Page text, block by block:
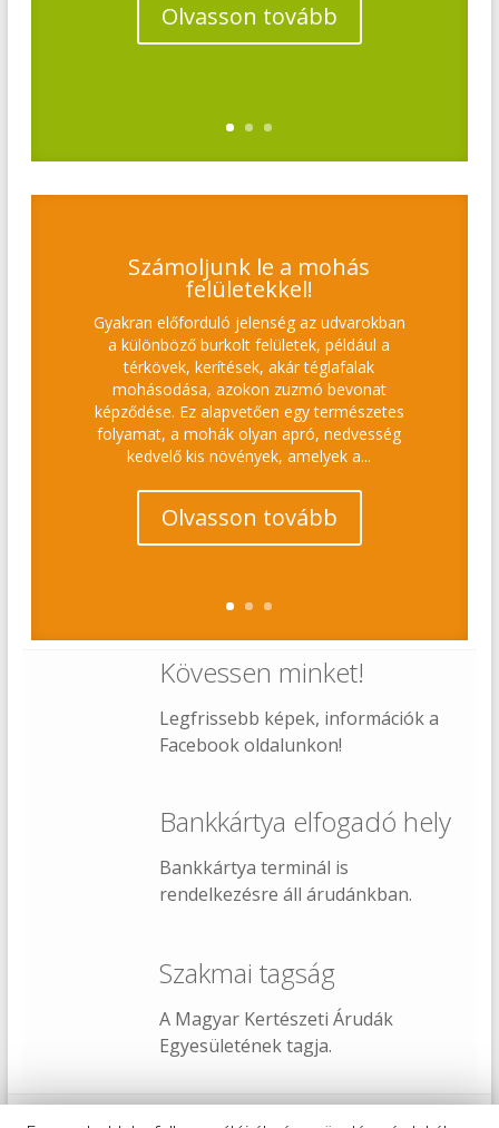
Olvasson tovább
Számoljunk le a mohás
felületekkel!
Gyakran előforduló jelenség az udvarokban
a különböző burkolt felületek, például a
térkövek, kerítések, akár téglafalak
mohásodása, azokon zuzmó bevonat
képződése. Ez alapvetően egy természetes
folyamat, a mohák olyan apró, nedvesség
kedvelő kis növények, amelyek a...
Olvasson tovább
Kövessen minket!
Legfrissebb képek, információk a
Facebook oldalunkon!
Bankkártya elfogadó hely
Bankkártya terminál is
rendelkezésre áll árudánkban.
Szakmai tagság
A Magyar Kertészeti Árudák
Egyesületének tagja.